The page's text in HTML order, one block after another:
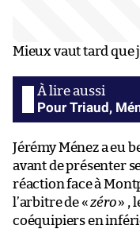
Mieux vaut tard que
Pour Triaud,
Jérémy Ménez a eu
avant de présenter
réaction face à
l’arbitre de «zéro» ,
coéquipiers en